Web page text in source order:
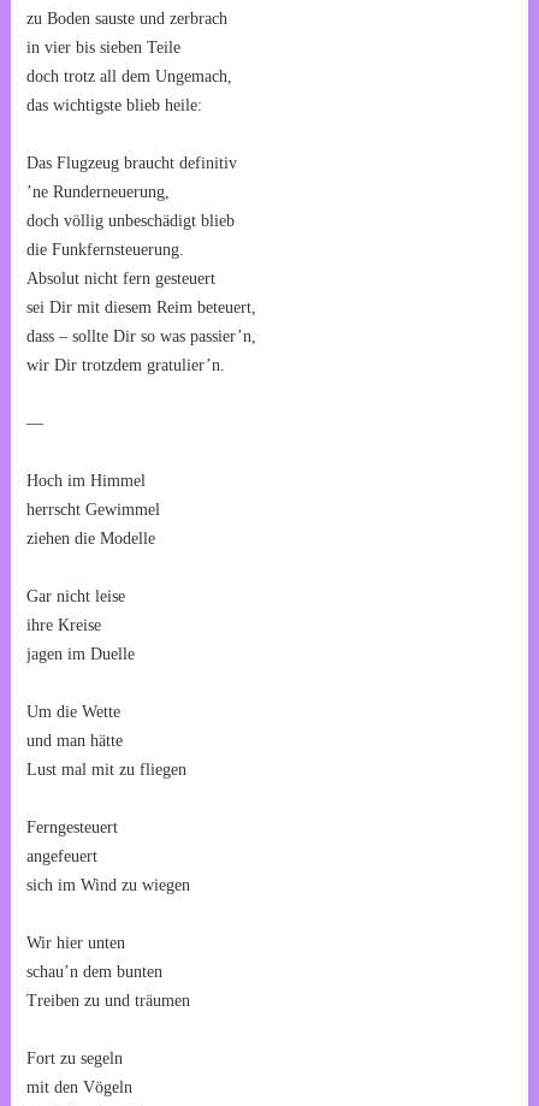
zu Boden sauste und zerbrach
in vier bis sieben Teile
doch trotz all dem Ungemach,
das wichtigste blieb heile:
Das Flugzeug braucht definitiv
’ne Runderneuerung,
doch völlig unbeschädigt blieb
die Funkfernsteuerung.
Absolut nicht fern gesteuert
sei Dir mit diesem Reim beteuert,
dass – sollte Dir so was passier’n,
wir Dir trotzdem gratulier’n.
—
Hoch im Himmel
herrscht Gewimmel
ziehen die Modelle
Gar nicht leise
ihre Kreise
jagen im Duelle
Um die Wette
und man hätte
Lust mal mit zu fliegen
Ferngesteuert
angefeuert
sich im Wind zu wiegen
Wir hier unten
schau’n dem bunten
Treiben zu und träumen
Fort zu segeln
mit den Vögeln